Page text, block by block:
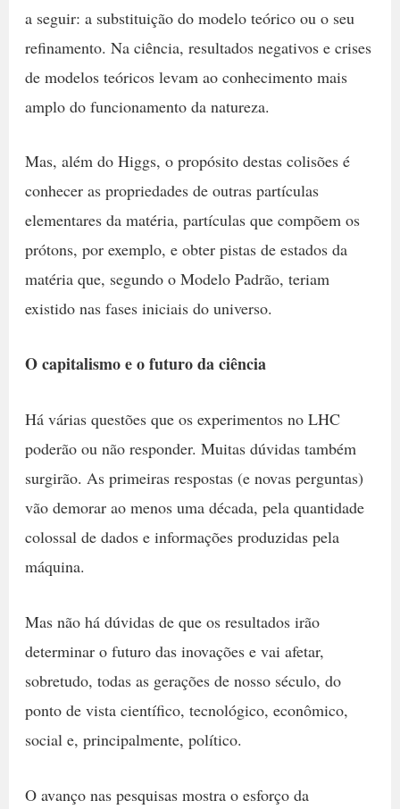
a seguir: a substituição do modelo teórico ou o seu
refinamento. Na ciência, resultados negativos e crises
de modelos teóricos levam ao conhecimento mais
amplo do funcionamento da natureza.
Mas, além do Higgs, o propósito destas colisões é
conhecer as propriedades de outras partículas
elementares da matéria, partículas que compõem os
prótons, por exemplo, e obter pistas de estados da
matéria que, segundo o Modelo Padrão, teriam
existido nas fases iniciais do universo.
O capitalismo e o futuro da ciência
Há várias questões que os experimentos no LHC
poderão ou não responder. Muitas dúvidas também
surgirão. As primeiras respostas (e novas perguntas)
vão demorar ao menos uma década, pela quantidade
colossal de dados e informações produzidas pela
máquina.
Mas não há dúvidas de que os resultados irão
determinar o futuro das inovações e vai afetar,
sobretudo, todas as gerações de nosso século, do
ponto de vista científico, tecnológico, econômico,
social e, principalmente, político.
O avanço nas pesquisas mostra o esforço da